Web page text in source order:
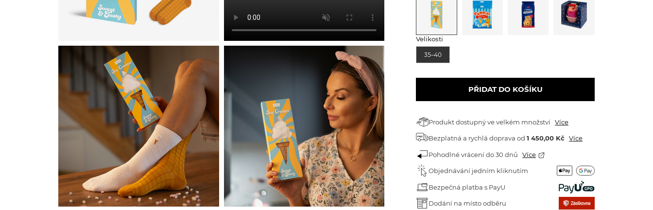
Dárek ke dni dětí
Dárek k narozeninám
Vánoční dárky
Velikosti
35–40
PŘIDAT DO KOŠÍKU
Produkt dostupný ve velkém množství Více
Bezplatná a rychlá doprava od1 450,00 Kč Více
Pohodlné vrácení do 30 dnů Více
Objednávání jedním kliknutím
Bezpečná platba s PayU
Dodání na místo odběru